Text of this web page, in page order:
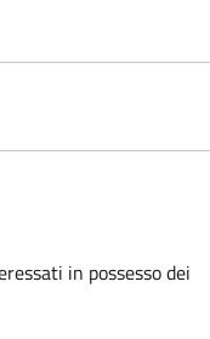
in possesso dei